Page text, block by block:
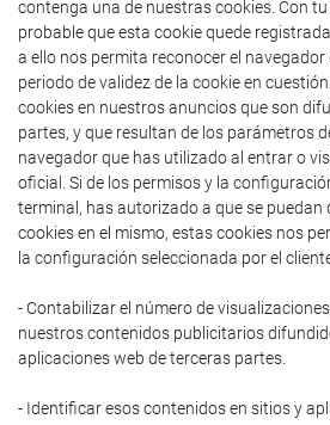
contenga una de nuestras cookies. Con
probable que esta cookie quede
a ello nos permita reconocer el
periodo de validez de la cookie en
cookies en nuestros anuncios que son
partes, y que resultan de los parámetros
navegador que has utilizado al entrar o
oficial. Si de los permisos y la
terminal, has autorizado a que se
cookies en el mismo, estas cookies nos
la configuración seleccionada por el
- Contabilizar el número de
nuestros contenidos publicitarios
aplicaciones web de terceras partes.
- Identificar esos contenidos en sitios y